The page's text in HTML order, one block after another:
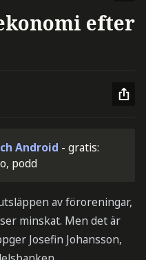
efter
Android - gratis:
podd
av föroreningar,
minskat. Men det är
Josefin Johansson,